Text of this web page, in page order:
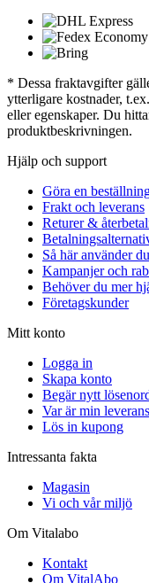
* Dessa fraktavgifter
ytterligare kostnader,
eller egenskaper. Du
produktbeskrivningen.
Hjälp och support
Göra en
Frakt och leverans
Returer &
Så här använder
Kampanjer och
Behöver du mer
Företagskunder
Mitt konto
Logga in
Skapa konto
Begär nytt
Var är min
Lös in kupong
Intressanta fakta
Magasin
Vi och vår miljö
Om Vitalabo
Kontakt
Om VitalAbo